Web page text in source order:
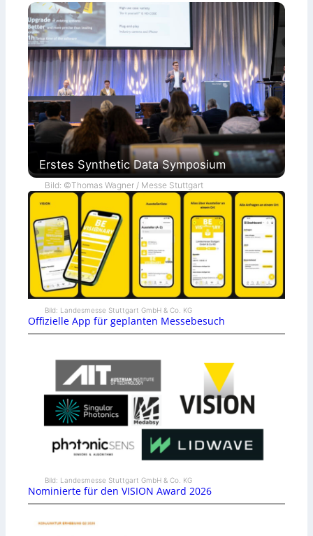
Erstes Synthetic Data Symposium
Bild: ©Thomas Wagner / Messe Stuttgart
Bild: Landesmesse Stuttgart GmbH & Co. KG
Offizielle App für geplanten Messebesuch
Bild: Landesmesse Stuttgart GmbH & Co. KG
Nominierte für den VISION Award 2026